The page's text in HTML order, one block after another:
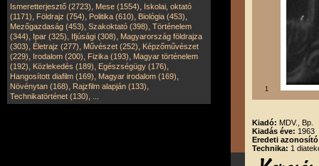
Ismeretterjesztő (2723), Mese (1554), Iskolai, oktató
(1171), Földrajz (754), Politika (610), Biológia (453),
Mezőgazdaság (453), Szakoktató (398), Történelem
(344), Ipar (325), Ifjúsági (308), Magyarország földrajza
(303), Életrajz (277), Művészet (252), Képzőművészet
(229), Irodalom (200), Fizika (193), Magyar történelem
(192), Közlekedés (189), Egészségügy (176),
Hangosított diafilm (169), Magyar irodalom (169),
Növénytan (168), Rajzfilm alapján (133),
Technikatörténet (130),
1
Kiadó: MDV., Bp.
Kiadás éve: 1963
Eredeti
Technika: 1